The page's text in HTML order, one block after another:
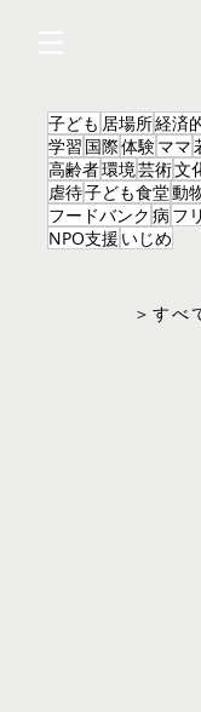
子ども 居場所経済
学習 国際体験ママ
高齢者環境芸術文
虐待子ども食堂動
フードバンク 病 フ
NPO支援 いじめ
＞すべ